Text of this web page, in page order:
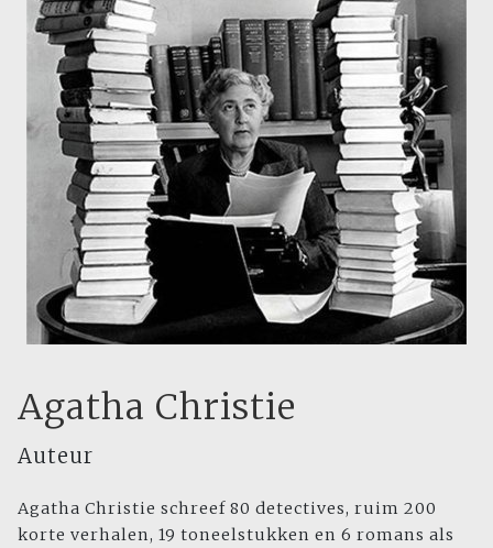
Agatha Christie
Auteur
Agatha Christie schreef 80 detectives, ruim 200
korte verhalen, 19 toneelstukken en 6 romans als